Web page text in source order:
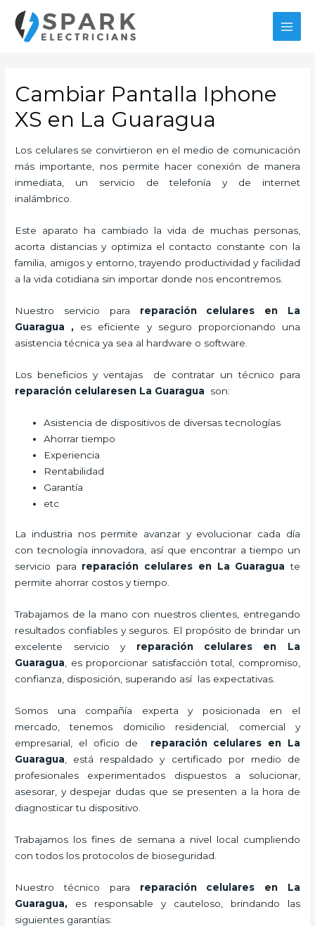
contenido
Cambiar Pantalla Iphone
XS en La Guaragua
Los celulares se convirtieron en el medio de comunicación
más importante, nos permite hacer conexión de manera
inmediata, un servicio de telefonía y de internet
inalámbrico.
Este aparato ha cambiado la vida de muchas personas,
acorta distancias y optimiza el contacto constante con la
familia, amigos y entorno, trayendo productividad y facilidad
a la vida cotidiana sin importar donde nos encontremos.
Nuestro servicio para reparación celulares
en La
Guaragua
, es eficiente y seguro proporcionando una
asistencia técnica ya sea al hardware o software.
Los beneficios y ventajas de contratar un técnico para
reparación celularesen La Guaragua son:
Asistencia de dispositivos de diversas tecnologías
Ahorrar tiempo
Experiencia
Rentabilidad
Garantía
etc
La industria nos permite avanzar y evolucionar cada día
con tecnología innovadora, así que encontrar a tiempo un
servicio para reparación celulares en La Guaragua te
permite ahorrar costos y tiempo.
Trabajamos de la mano con nuestros clientes, entregando
resultados confiables y seguros. El propósito de brindar un
excelente servicio y reparación celularesen La
Guaragua , es proporcionar satisfacción total, compromiso,
confianza, disposición, superando así las expectativas.
Somos una compañía experta y posicionada en el
mercado, tenemos domicilio residencial, comercial y
empresarial, el oficio de reparación celulares en La
Guaragua , está respaldado y certificado por medio de
profesionales experimentados dispuestos a solucionar,
asesorar, y despejar dudas que se presenten a la hora de
diagnosticar tu dispositivo.
Trabajamos los fines de semana a nivel local cumpliendo
con todos los protocolos de bioseguridad.
Nuestro técnico para reparación celulares
en La
Guaragua, es responsable y cauteloso, brindando las
siguientes garantías: